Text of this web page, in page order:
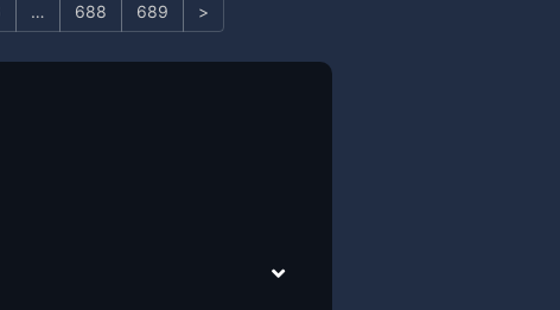
… 688 689 >